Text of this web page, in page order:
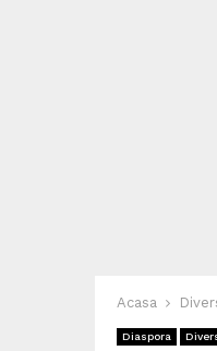
Acasa
Diaspora